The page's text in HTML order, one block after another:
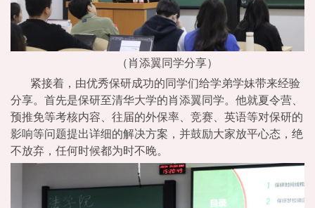
（肖添翼同学分享）
紧接着，由优秀保研成功的同学们给学弟学妹带来经验
分享。首先是保研至清华大学的肖添翼同学。他就夏令营、
预推免等考核内容、往届的外保率、竞赛、英语等对保研的
影响等问题提出详细的解决方案，并鼓励大家放平心态，绝
不放弃，任何时候都为时不晚。